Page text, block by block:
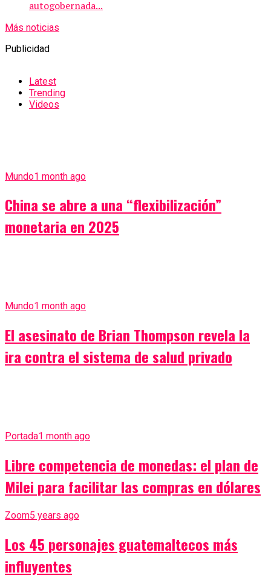
autogobernada...
Más noticias
Publicidad
Latest
Trending
Videos
Mundo1 month ago
China se abre a una “flexibilización”
monetaria en 2025
Mundo1 month ago
El asesinato de Brian Thompson revela la
ira contra el sistema de salud privado
Portada1 month ago
Libre competencia de monedas: el plan de
Milei para facilitar las compras en dólares
Zoom5 years ago
Los 45 personajes guatemaltecos más
influyentes